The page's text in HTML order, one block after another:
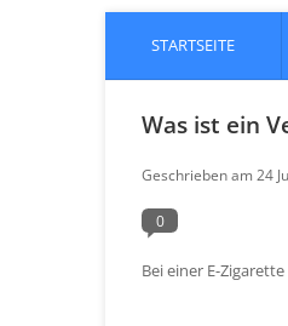
STARTSEITE
Was ist ein
Geschrieben am 24
0
Bei einer E-